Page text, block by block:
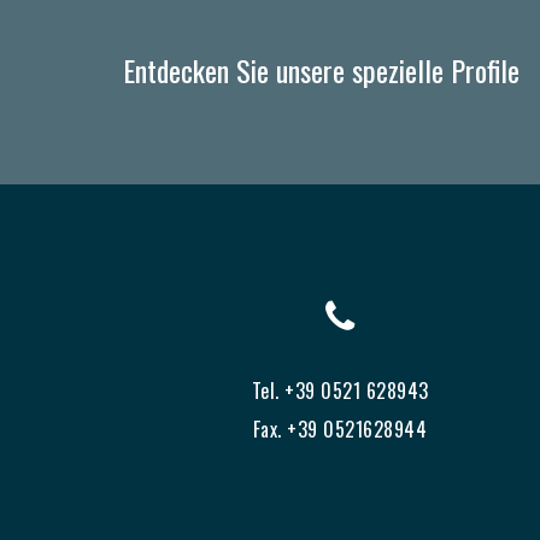
Entdecken Sie unsere spezielle Profile
Tel. +39 0521 628943
Fax. +39 0521628944